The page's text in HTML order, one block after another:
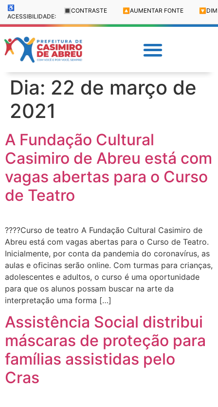
♿
ACESSIBILIDADE:
🔳 CONTRASTE 🔼 AUMENTAR FONTE 🔽
Dia: 22 de março de
2021
A Fundação Cultural
Casimiro de Abreu está com
vagas abertas para o Curso
de Teatro
????Curso de teatro A Fundação Cultural Casimiro de
Abreu está com vagas abertas para o Curso de Teatro.
Inicialmente, por conta da pandemia do coronavírus, as
aulas e oficinas serão online. Com turmas para crianças,
adolescentes e adultos, o curso é uma oportunidade
para que os alunos possam buscar na arte da
interpretação uma forma […]
Assistência Social distribui
máscaras de proteção para
famílias assistidas pelo
Cras